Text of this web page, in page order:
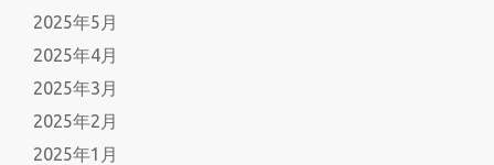
2025年5月
2025年4月
2025年3月
2025年2月
2025年1月